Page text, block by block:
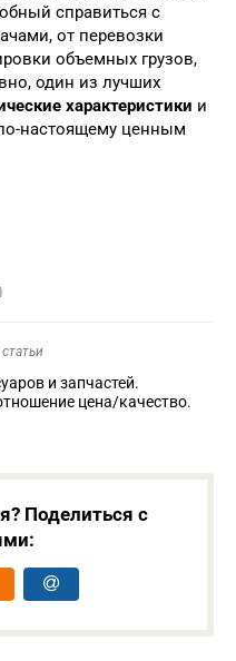
справиться с
от перевозки
объемных грузов,
один из лучших
характеристики и
настоящему ценным
и запчастей.
цена/качество.
Поделиться с